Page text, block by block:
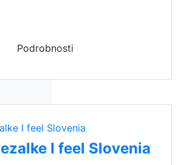
Podrobnosti
I feel Slovenia